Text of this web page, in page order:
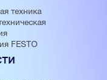
техника
FESTO